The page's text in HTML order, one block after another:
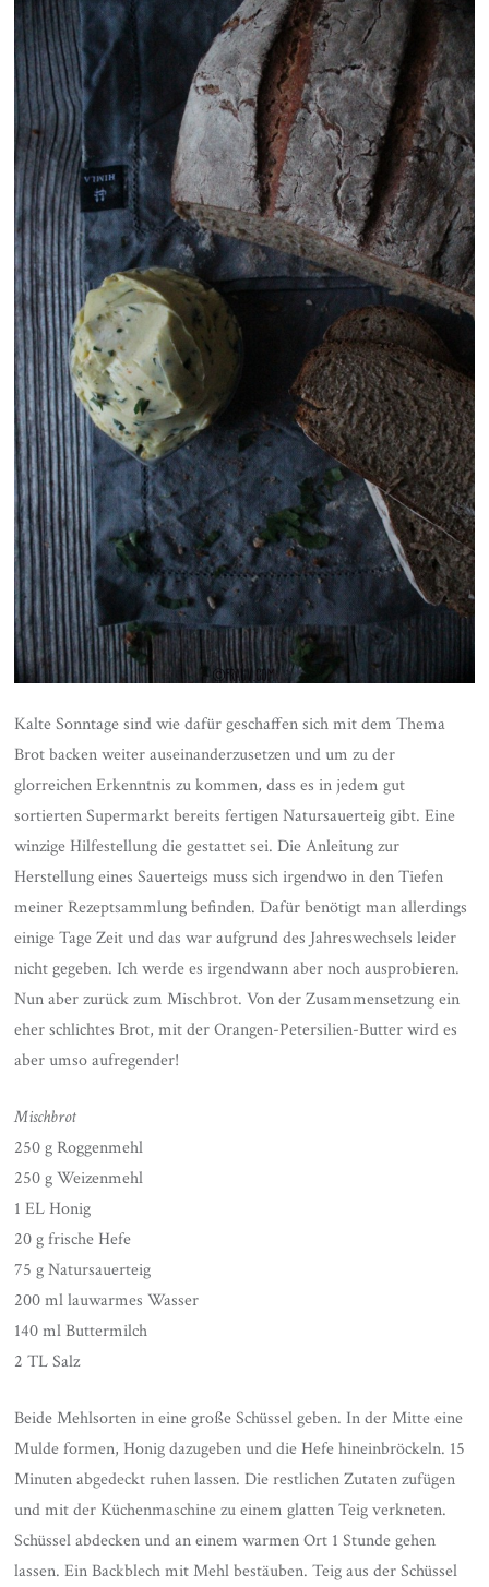
Kalte Sonntage sind wie dafür geschaffen sich mit dem Thema
Brot backen weiter auseinanderzusetzen und um zu der
glorreichen Erkenntnis zu kommen, dass es in jedem gut
sortierten Supermarkt bereits fertigen Natursauerteig gibt. Eine
winzige Hilfestellung die gestattet sei. Die Anleitung zur
Herstellung eines Sauerteigs muss sich irgendwo in den Tiefen
meiner Rezeptsammlung befinden. Dafür benötigt man allerdings
einige Tage Zeit und das war aufgrund des Jahreswechsels leider
nicht gegeben. Ich werde es irgendwann aber noch ausprobieren.
Nun aber zurück zum Mischbrot. Von der Zusammensetzung ein
eher schlichtes Brot, mit der Orangen-Petersilien-Butter wird es
aber umso aufregender!
Mischbrot
250 g Roggenmehl
250 g Weizenmehl
1 EL Honig
20 g frische Hefe
75 g Natursauerteig
200 ml lauwarmes Wasser
140 ml Buttermilch
2 TL Salz
Beide Mehlsorten in eine große Schüssel geben. In der Mitte eine
Mulde formen, Honig dazugeben und die Hefe hineinbröckeln. 15
Minuten abgedeckt ruhen lassen. Die restlichen Zutaten zufügen
und mit der Küchenmaschine zu einem glatten Teig verkneten.
Schüssel abdecken und an einem warmen Ort 1 Stunde gehen
lassen. Ein Backblech mit Mehl bestäuben. Teig aus der Schüssel